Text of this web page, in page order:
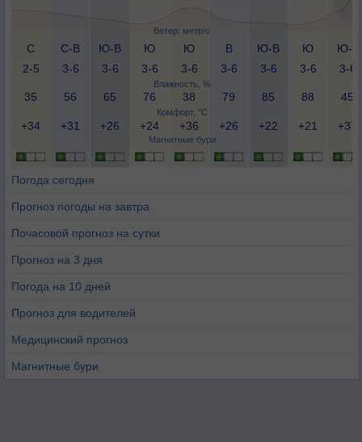
Ветер, метр/с
Влажность, %
Комфорт, °C
Магнитные бури
С
2-5
С-В
3-6
Ю-В
3-6
Ю
3-6
Ю
3-6
В
3-6
Ю-В
3-6
Ю
3-6
Ю-З
3-6
35 56 65 76 38 79 85 88 45
+34 +31 +26 +24 +36 +26 +22 +21 +37
Погода сегодня
Прогноз погоды на завтра
Почасовой прогноз на сутки
Прогноз на 3 дня
Погода на 10 дней
Прогноз для водителей
Медицинский прогноз
Магнитные бури